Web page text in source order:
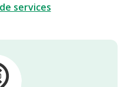
services